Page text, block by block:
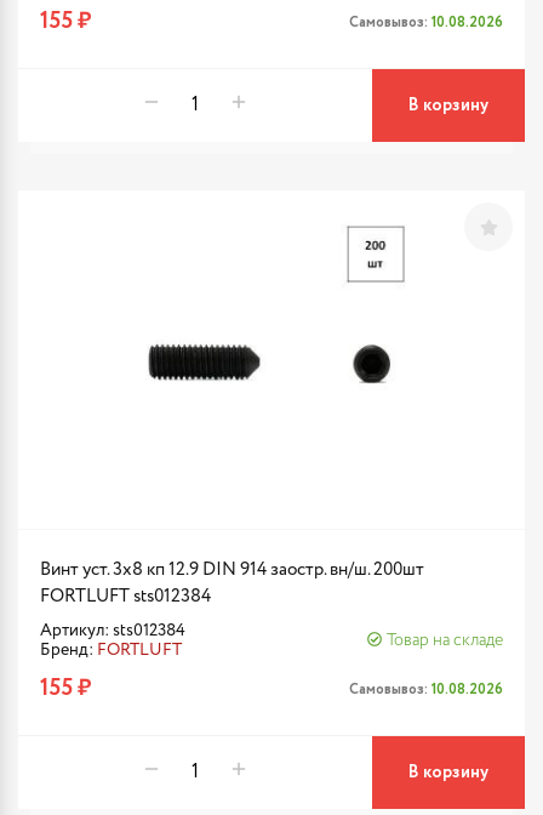
155 ₽ Самовывоз: 10.08.2026
В корзину
Винт уст. 3х8 кп 12.9 DIN 914 заостр. вн/ш. 200шт
FORTLUFT sts012384
Артикул: sts012384
Бренд: FORTLUFT
Товар на складе
155 ₽ Самовывоз: 10.08.2026
В корзину